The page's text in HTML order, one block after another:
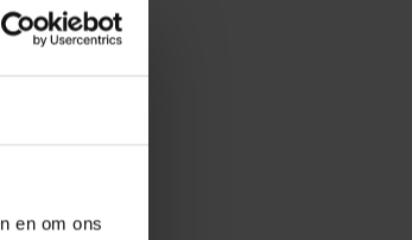
en om ons